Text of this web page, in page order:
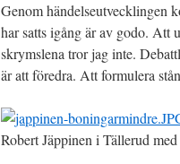
Genom händelseutvecklingen
har satts igång är av godo. Att
skrymslena tror jag inte.
är att föredra. Att formulera
Robert Jäppinen i Tällerud